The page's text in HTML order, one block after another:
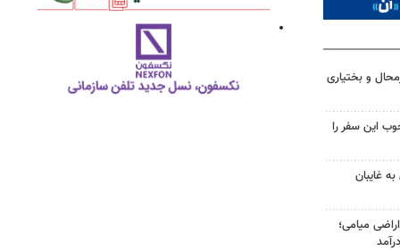
و بختیاری
این سفر را
غایبان
۱۳۰۰هکتار اراضی میامی؛